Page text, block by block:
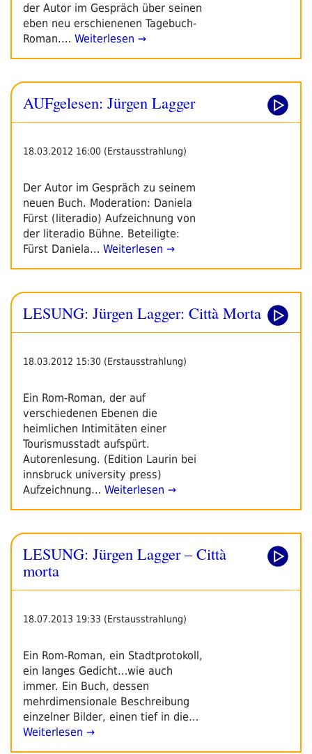
der Autor im Gespräch über seinen
eben neu erschienenen Tagebuch-
Roman.… Weiterlesen →
AUFgelesen: Jürgen Lagger
18.03.2012 16:00 (Erstausstrahlung)
Der Autor im Gespräch zu seinem
neuen Buch. Moderation: Daniela
Fürst (literadio) Aufzeichnung von
der literadio Bühne. Beteiligte:
Fürst Daniela… Weiterlesen →
LESUNG: Jürgen Lagger: Città Morta
18.03.2012 15:30 (Erstausstrahlung)
Ein Rom-Roman, der auf
verschiedenen Ebenen die
heimlichen Intimitäten einer
Tourismusstadt aufspürt.
Autorenlesung. (Edition Laurin bei
innsbruck university press)
Aufzeichnung… Weiterlesen →
LESUNG: Jürgen Lagger – Città
morta
18.07.2013 19:33 (Erstausstrahlung)
Ein Rom-Roman, ein Stadtprotokoll,
ein langes Gedicht…wie auch
immer. Ein Buch, dessen
mehrdimensionale Beschreibung
einzelner Bilder, einen tief in die…
Weiterlesen →